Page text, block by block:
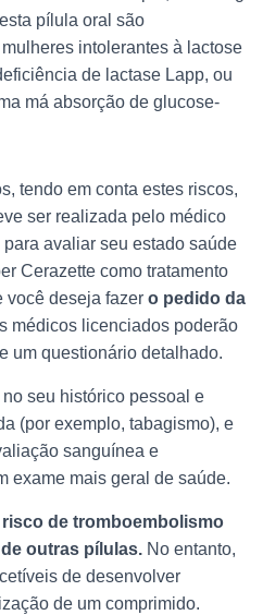
pílula oral são
intolerantes à lactose
de lactase Lapp, ou
má absorção de glucose-
tendo em conta estes riscos,
ser realizada pelo médico
avaliar seu estado saúde
Cerazette como tratamento
você deseja fazer o pedido da
médicos licenciados poderão
um questionário detalhado.
seu histórico pessoal e
(por exemplo, tabagismo), e
sanguínea e
exame mais geral de saúde.
de tromboembolismo
outras pílulas. No entanto,
de desenvolver
de um comprimido.